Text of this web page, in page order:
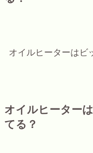
オイルヒーターはビ
オイルヒーター
てる？